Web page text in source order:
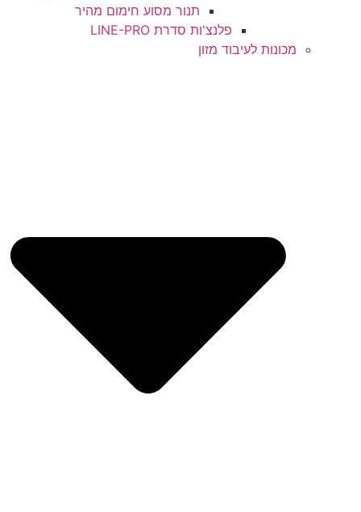
תנור מסוע חימום מהיר
פלנצ'ות סדרת LINE-PRO
מכונות לעיבוד מזון